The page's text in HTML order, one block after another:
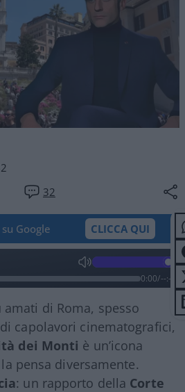
32
Google CLICCA QUI
0:00/--:--
di Roma, spesso
capolavori cinematografici,
dei Monti è un’icona
la pensa diversamente.
: un rapporto della Corte